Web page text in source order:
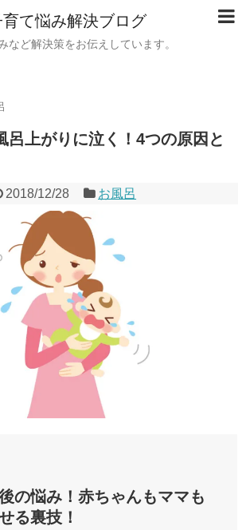
て悩み解決ブログ
など解決策をお伝えしています。
呂上がりに泣く！4つの原因と
2018/12/28 お風呂
の悩み！赤ちゃんもママも
る裏技！